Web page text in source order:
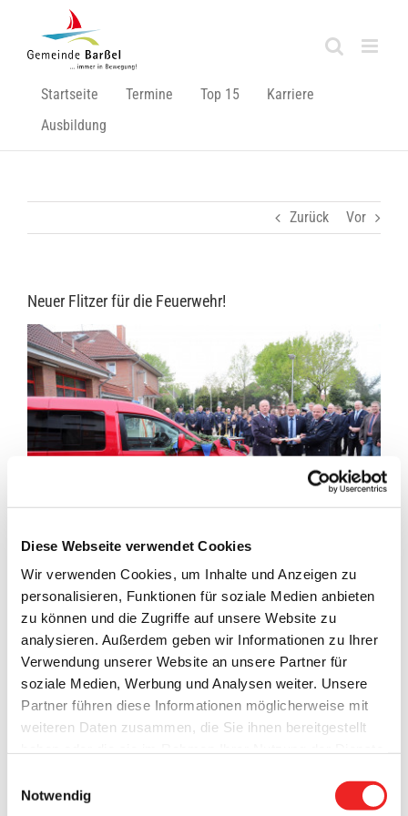
Diese Webseite verwendet Cookies
Wir verwenden Cookies, um Inhalte und Anzeigen zu
personalisieren, Funktionen für soziale Medien anbieten
zu können und die Zugriffe auf unsere Website zu
analysieren. Außerdem geben wir Informationen zu Ihrer
Verwendung unserer Website an unsere Partner für
soziale Medien, Werbung und Analysen weiter. Unsere
Partner führen diese Informationen möglicherweise mit
weiteren Daten zusammen, die Sie ihnen bereitgestellt
werden auch bei der Auswahl von
gesetzt.
Notwendig
springen
Startseite Termine Top 15
Karriere
Ausbildung
Zurück Vor
Neuer Flitzer für die Feuerwehr!
Zeige
grösseres
Bild
Für Dienstfahrten steht derFreiwilligen Feuerwehr Barßel
ab sofort aufein VW Caddy zur Verfügung.
Das „junge Gebrauchte“ stand bei einem Barßeler Händler
und wurde in den vergangenen Monaten durch
Gerätewarte Thomas Nüdling und Gemeindebrandmeister
Uwe Schröder zu einem feuerwehrtauglichen Fahrzeug
erfolgte nun am